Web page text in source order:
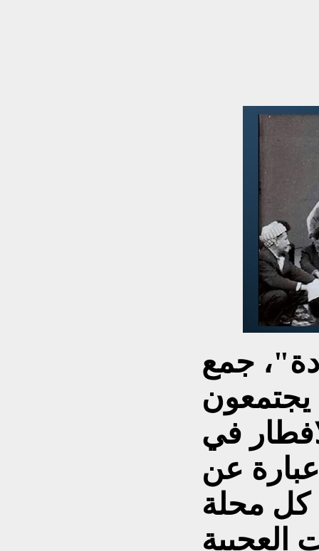
جمع
يجتمعون
في
عن
كل محلة
العجيبة